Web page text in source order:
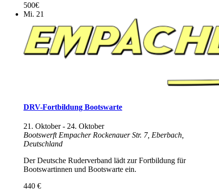
500€
Mi. 21
DRV-Fortbildung Bootswarte
21. Oktober- 24. Oktober
Bootswerft Empacher Rockenauer Str. 7, Eberbach,
Deutschland
Der Deutsche Ruderverband lädt zur Fortbildung für
Bootswartinnen und Bootswarte ein.
440 €